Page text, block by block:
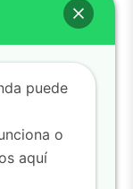
Aviso de Privacidad
puede
o
aquí